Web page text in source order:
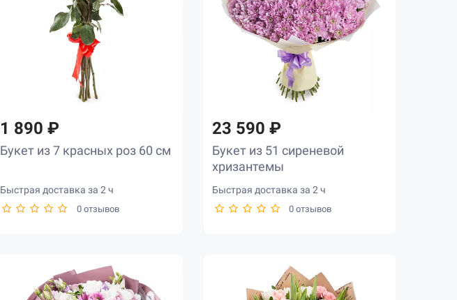
1 890 ₽
Букет из 7 красных роз 60 см
Быстрая доставка за 2 ч
0 отзывов
23 590 ₽
Букет из 51 сиреневой
хризантемы
Быстрая доставка за 2 ч
0 отзывов